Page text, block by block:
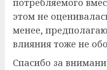
потребляемого
этом не
менее,
влияния тоже не
Спасибо за